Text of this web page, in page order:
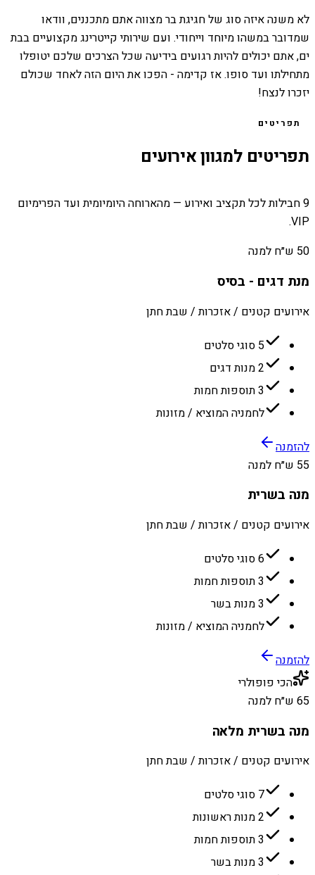
לא משנה איזה סוג של חגיגת בר מצווה אתם מתכננים, וודאו
שמדובר במשהו מיוחד וייחודי. ועם שירותי קייטרינג מקצועיים בבת
ים, אתם יכולים להיות רגועים בידיעה שכל הצרכים שלכם יטופלו
מתחילתו ועד סופו. אז קדימה - הפכו את היום הזה לאחד שכולם
יזכרו לנצח!
תפריטים
תפריטים למגוון אירועים
9 חבילות לכל תקציב ואירוע — מהארוחה היומיומית ועד הפרימיום
VIP.
50 ש״ח למנה
מנת דגים - בסיס
אירועים קטנים / אזכרות / שבת חתן
5 סוגי סלטים
2 מנות דגים
3 תוספות חמות
לחמניה המוציא / מזונות
להזמנה
55 ש״ח למנה
מנה בשרית
אירועים קטנים / אזכרות / שבת חתן
6 סוגי סלטים
3 תוספות חמות
3 מנות בשר
לחמניה המוציא / מזונות
להזמנה
הכי פופולרי
65 ש״ח למנה
מנה בשרית מלאה
אירועים קטנים / אזכרות / שבת חתן
7 סוגי סלטים
2 מנות ראשונות
3 תוספות חמות
3 מנות בשר